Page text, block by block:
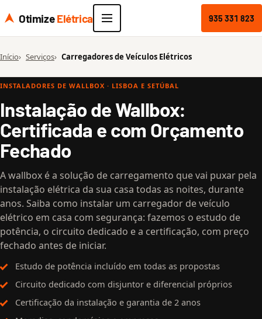
OtimizeElétrica 935 331 823
Início Serviços Carregadores de Veículos Elétricos
INSTALADORES DE WALLBOX · LISBOA E SETÚBAL
Instalação de Wallbox:
Certificada e com Orçamento
Fechado
A wallbox é a solução de carregamento que vai puxar pela
instalação elétrica da sua casa todas as noites, durante
anos. Saiba como instalar um carregador de veículo
elétrico em casa com segurança: fazemos o estudo de
potência, o circuito dedicado e a certificação, com preço
fechado antes de iniciar.
Estudo de potência incluído em todas as propostas
Circuito dedicado com disjuntor e diferencial próprios
Certificação da instalação e garantia de 2 anos